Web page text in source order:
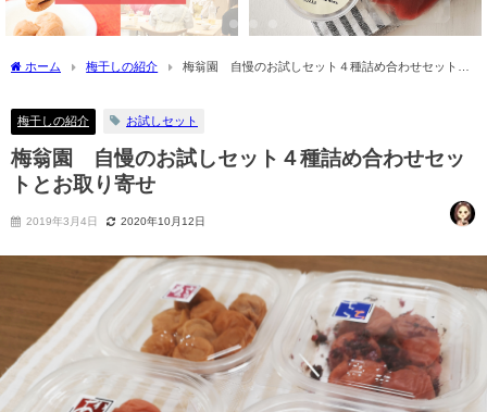
ホーム 梅干しの紹介
梅翁園 自慢のお試しセット４種詰め合わせセットと
梅干しの紹介 お試しセット
梅翁園 自慢のお試しセット４種詰め合わせセッ
トとお取り寄せ
2019年3月4日 2020年10月12日